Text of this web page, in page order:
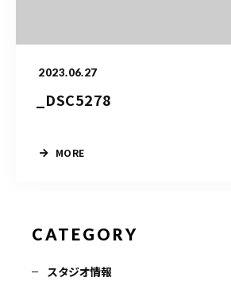
2023.06.27
_DSC5278
MORE
CATEGORY
スタジオ情報
090-1260-